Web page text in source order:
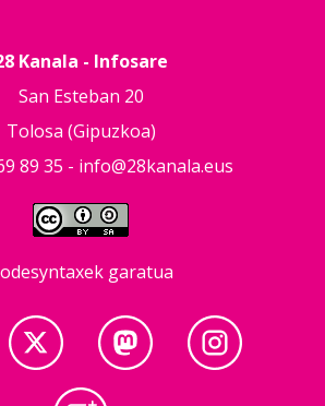
Kanala - Infosare
San Esteban 20
Tolosa (Gipuzkoa)
89 35 - info@28kanala.eus
garatua